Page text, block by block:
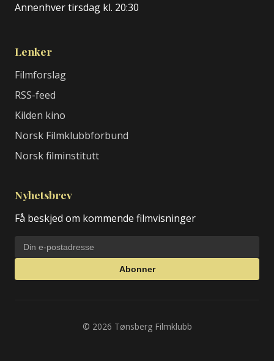
Annenhver tirsdag kl. 20:30
Lenker
Filmforslag
RSS-feed
Kilden kino
Norsk Filmklubbforbund
Norsk filminstitutt
Nyhetsbrev
Få beskjed om kommende filmvisninger
Abonner
© 2026 Tønsberg Filmklubb